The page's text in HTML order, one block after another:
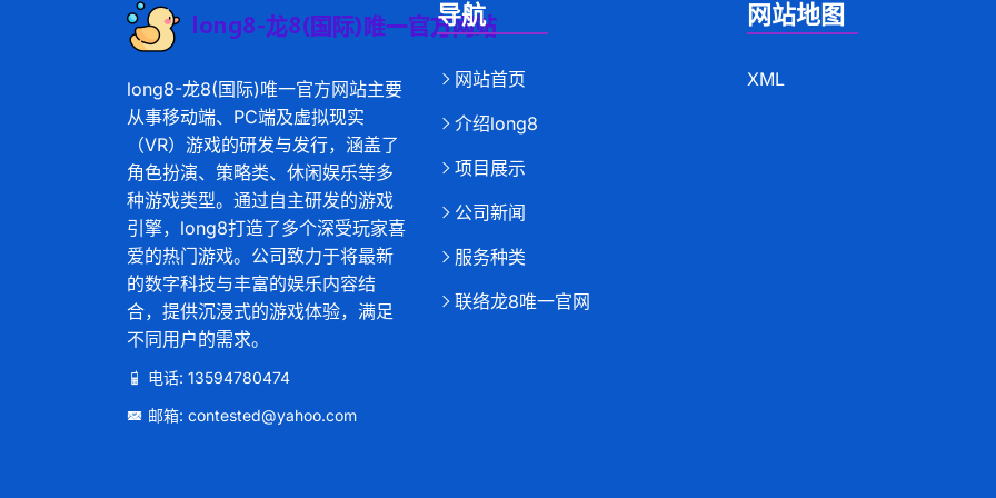
long8-龙8(国际)唯一官方网站主要
从事移动端、PC端及虚拟现实
（VR）游戏的研发与发行，涵盖了
角色扮演、策略类、休闲娱乐等多
种游戏类型。通过自主研发的游戏
引擎，long8打造了多个深受玩家喜
爱的热门游戏。公司致力于将最新
的数字科技与丰富的娱乐内容结
合，提供沉浸式的游戏体验，满足
不同用户的需求。
电话: 13594780474
邮箱: contested@yahoo.com
导航
网站首页
介绍long8
项目展示
公司新闻
服务种类
联络龙8唯一官网
网站地图
XML